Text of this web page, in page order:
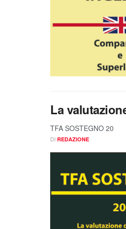
La
TFA SOSTEGNO 20
DI REDAZIONE